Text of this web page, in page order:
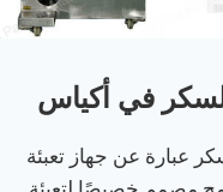
السكر في أكياس
عبارة عن جهاز تعبئة